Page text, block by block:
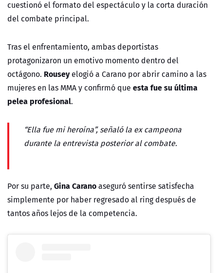
cuestionó el formato del espectáculo y la corta duración
del combate principal.
Tras el enfrentamiento, ambas deportistas
protagonizaron un emotivo momento dentro del
octágono. Rouseyelogió a Carano por abrir camino a las
mujeres en las MMA y confirmó que esta fue su última
pelea profesional.
“Ella fue mi heroína”, señaló la ex campeona
durante la entrevista posterior al combate.
Por su parte, Gina Caranoaseguró sentirse satisfecha
simplemente por haber regresado al ring después de
tantos años lejos de la competencia.